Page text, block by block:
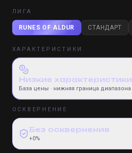
ЛИГА
RUNES OF ALDUR СТАНДАРТ
ХАРАКТЕРИСТИКИ
Низкие характеристики
База цены · нижняя граница диапазона
ОСКВЕРНЕНИЕ
Без осквернения
+0%